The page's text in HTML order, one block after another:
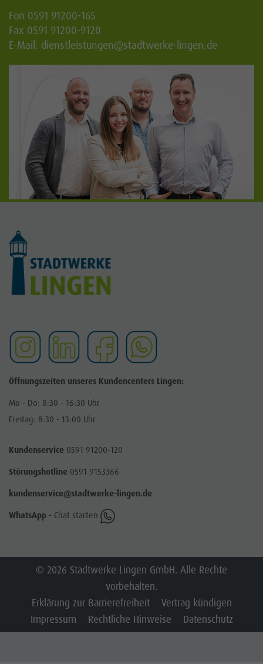
Fon 0591 91200-165
Fax 0591 91200-9120
E-Mail: dienstleistungen@stadtwerke-lingen.de
Öffnungszeiten unseres Kundencenters Lingen:
Mo - Do: 8:30 - 16:30 Uhr
Freitag: 8:30 - 13:00 Uhr
Kundenservice 0591 91200-120
Störungshotline 0591 9153366
kundenservice@stadtwerke-lingen.de
WhatsApp - Chat starten
© 2026 Stadtwerke Lingen GmbH. Alle Rechte
vorbehalten.
Erklärung zur Barrierefreiheit
Vertrag kündigen
Impressum
Rechtliche Hinweise Datenschutz